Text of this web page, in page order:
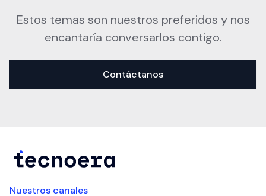
Estos temas son nuestros preferidos y nos
encantaría conversarlos contigo.
Contáctanos
Nuestros canales